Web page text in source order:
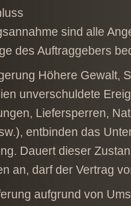
sind alle
des Auftraggebers
Höhere Gewalt,
unverschuldete
Liefersperren,
entbinden das
Dauert dieser
an, darf der Vertrag
aufgrund von